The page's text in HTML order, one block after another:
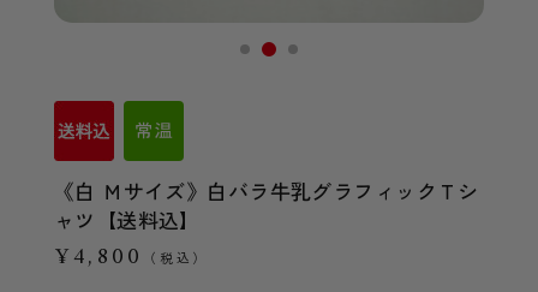
《白 Ｍサイズ》白バラ牛乳グラフィックＴシ
ャツ【送料込】
¥4,800 （税込）